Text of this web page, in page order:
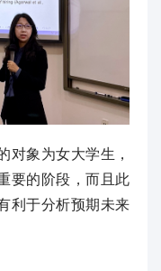
对象为女大学生，
要的阶段，而且此
利于分析预期未来